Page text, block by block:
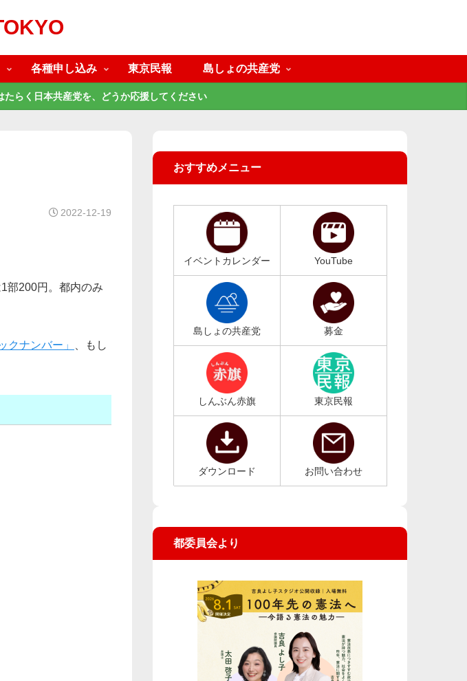
各種申し込み 東京民報 島しょの共産党
らく日本共産党を、どうか応援してください
2022-12-19
部200円。都内のみ
クナンバー」
、もし
おすすめメニュー
イベントカレンダー YouTube
島しょの共産党 募金
しんぶん赤旗 東京民報
ダウンロード お問い合わせ
都委員会より